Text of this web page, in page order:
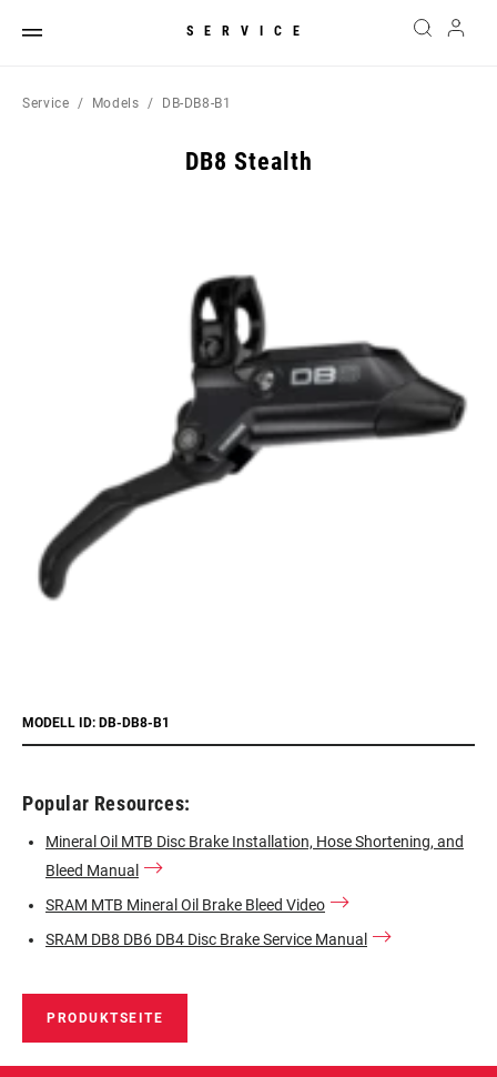
SERVICE
Service Models DB-DB8-B1
DB8 Stealth
MODELL ID: DB-DB8-B1
Popular Resources:
Mineral Oil MTB Disc Brake Installation, Hose Shortening, and
Bleed Manual
SRAM MTB Mineral Oil Brake Bleed Video
SRAM DB8 DB6 DB4 Disc Brake Service Manual
PRODUKTSEITE